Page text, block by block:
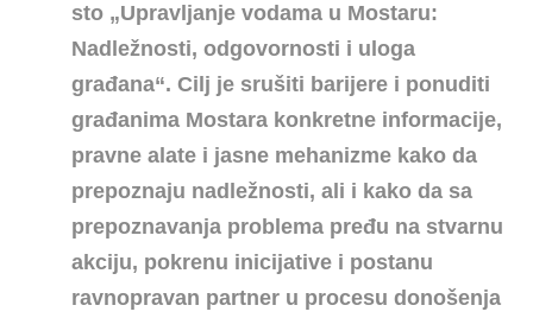
sto „Upravljanje vodama u Mostaru:
Nadležnosti, odgovornosti i uloga
građana“. Cilj je srušiti barijere i ponuditi
građanima Mostara konkretne informacije,
pravne alate i jasne mehanizme kako da
prepoznaju nadležnosti, ali i kako da sa
prepoznavanja problema pređu na stvarnu
akciju, pokrenu inicijative i postanu
ravnopravan partner u procesu donošenja